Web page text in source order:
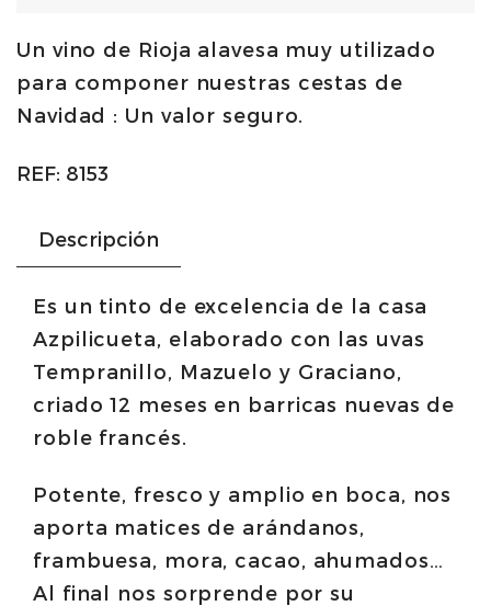
Privada
75cl
DO
cantidad
Un vino de Rioja alavesa muy utilizado
para componer nuestras cestas de
Navidad : Un valor seguro.
REF: 8153
Descripción
Es un tinto de excelencia de la casa
Azpilicueta, elaborado con las uvas
Tempranillo, Mazuelo y Graciano,
criado 12 meses en barricas nuevas de
roble francés.
Potente, fresco y amplio en boca, nos
aporta matices de arándanos,
frambuesa, mora, cacao, ahumados…
Al final nos sorprende por su